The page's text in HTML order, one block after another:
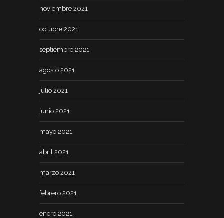
noviembre 2021
octubre 2021
septiembre 2021
agosto 2021
julio 2021
junio 2021
mayo 2021
abril 2021
marzo 2021
febrero 2021
enero 2021